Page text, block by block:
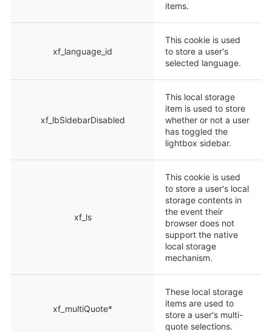
items.
xf_language_id
This cookie is used
to store a user's
selected language.
xf_lbSidebarDisabled
This local storage
item is used to store
whether or not a user
has toggled the
lightbox sidebar.
xf_ls
This cookie is used
to store a user's local
storage contents in
the event their
browser does not
support the native
local storage
mechanism.
xf_multiQuote*
These local storage
items are used to
store a user's multi-
quote selections.